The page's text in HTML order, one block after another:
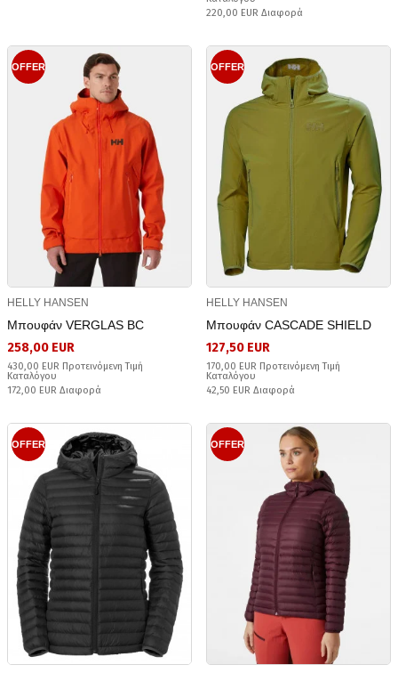
220,00 EUR Διαφορά
OFFER
HELLY HANSEN
Μπουφάν VERGLAS BC
258,00 EUR
430,00 EUR Προτεινόμενη Τιμή
Καταλόγου
172,00 EUR Διαφορά
OFFER
HELLY HANSEN
Μπουφάν CASCADE SHIELD
127,50 EUR
170,00 EUR Προτεινόμενη Τιμή
Καταλόγου
42,50 EUR Διαφορά
OFFER OFFER